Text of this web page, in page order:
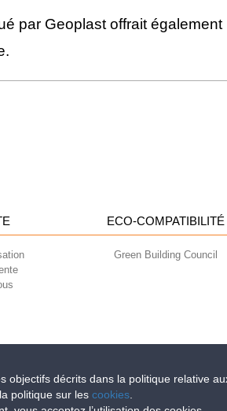
par Geoplast offrait également
ECO-COMPATIBILITÉ
Green Building Council
9490289 - info@geoplastglobal.com
décrits dans la politique relative
politique sur les cookies